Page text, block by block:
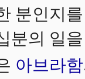
분인지
분의 일
아브라함